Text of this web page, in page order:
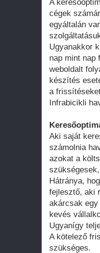
A
cégek
egyáltalán
Ugyanakkor
nap mint nap
weboldalt
készítés
a
Infrabicikli
Aki saját
számolnia
azokat a
Hátránya,
fejlesztő, aki
akárcsak egy
kevés
Ugyanígy
A kötelező
szükséges.